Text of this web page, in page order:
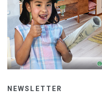
NEWSLETTER